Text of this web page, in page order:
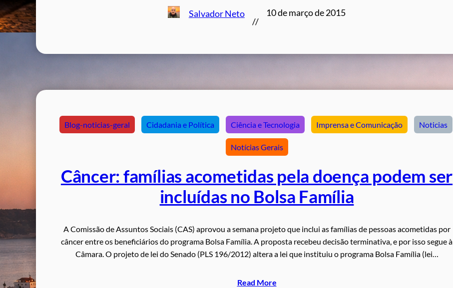
Salvador Neto
//
10 de março de 2015
Blog-noticias-geral Cidadania e Política Ciência e Tecnologia Imprensa e Comunicação Noticias
Notícias Gerais
Câncer: famílias acometidas pela doença podem ser
incluídas no Bolsa Família
A Comissão de Assuntos Sociais (CAS) aprovou a semana projeto que inclui as famílias de pessoas acometidas por
câncer entre os beneficiários do programa Bolsa Família. A proposta recebeu decisão terminativa, e por isso segue à
Câmara. O projeto de lei do Senado (PLS 196/2012) altera a lei que instituiu o programa Bolsa Família (lei…
Read More